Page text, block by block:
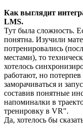
Как выглядит
LMS.
Тут была сложность.
понятна. Изучили
потренировались
местами), то
хотелось
работают, но
заморачиваться и
составив понятные
напоминалки в
тренировку в VR".
Да, хотелось бы